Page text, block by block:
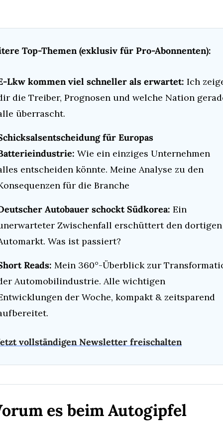
Top-Themen (exklusiv für Pro-Abonnenten):
Lkw kommen viel schneller als erwartet: Ich
die Treiber, Prognosen und welche Nation
überrascht.
für Europas
Wie ein einziges Unternehmen
entscheiden könnte. Meine Analyse zu den
für die Branche
Autobauer schockt Südkorea: Ein
Zwischenfall erschüttert den dortigen
Was ist passiert?
Reads: Mein 360°-Überblick zur
Automobilindustrie. Alle wichtigen
der Woche, kompakt & zeitsparend
vollständigen Newsletter freischalten
es beim Autogipfel